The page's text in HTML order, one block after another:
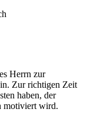
Herrn zur
Zur richtigen Zeit
haben, der
motiviert wird.